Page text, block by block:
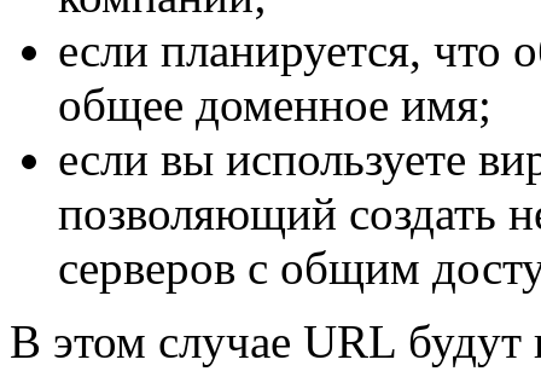
если планируется, что
общее доменное имя;
если вы используете
позволяющий создать
серверов с общим
В этом случае URL будут